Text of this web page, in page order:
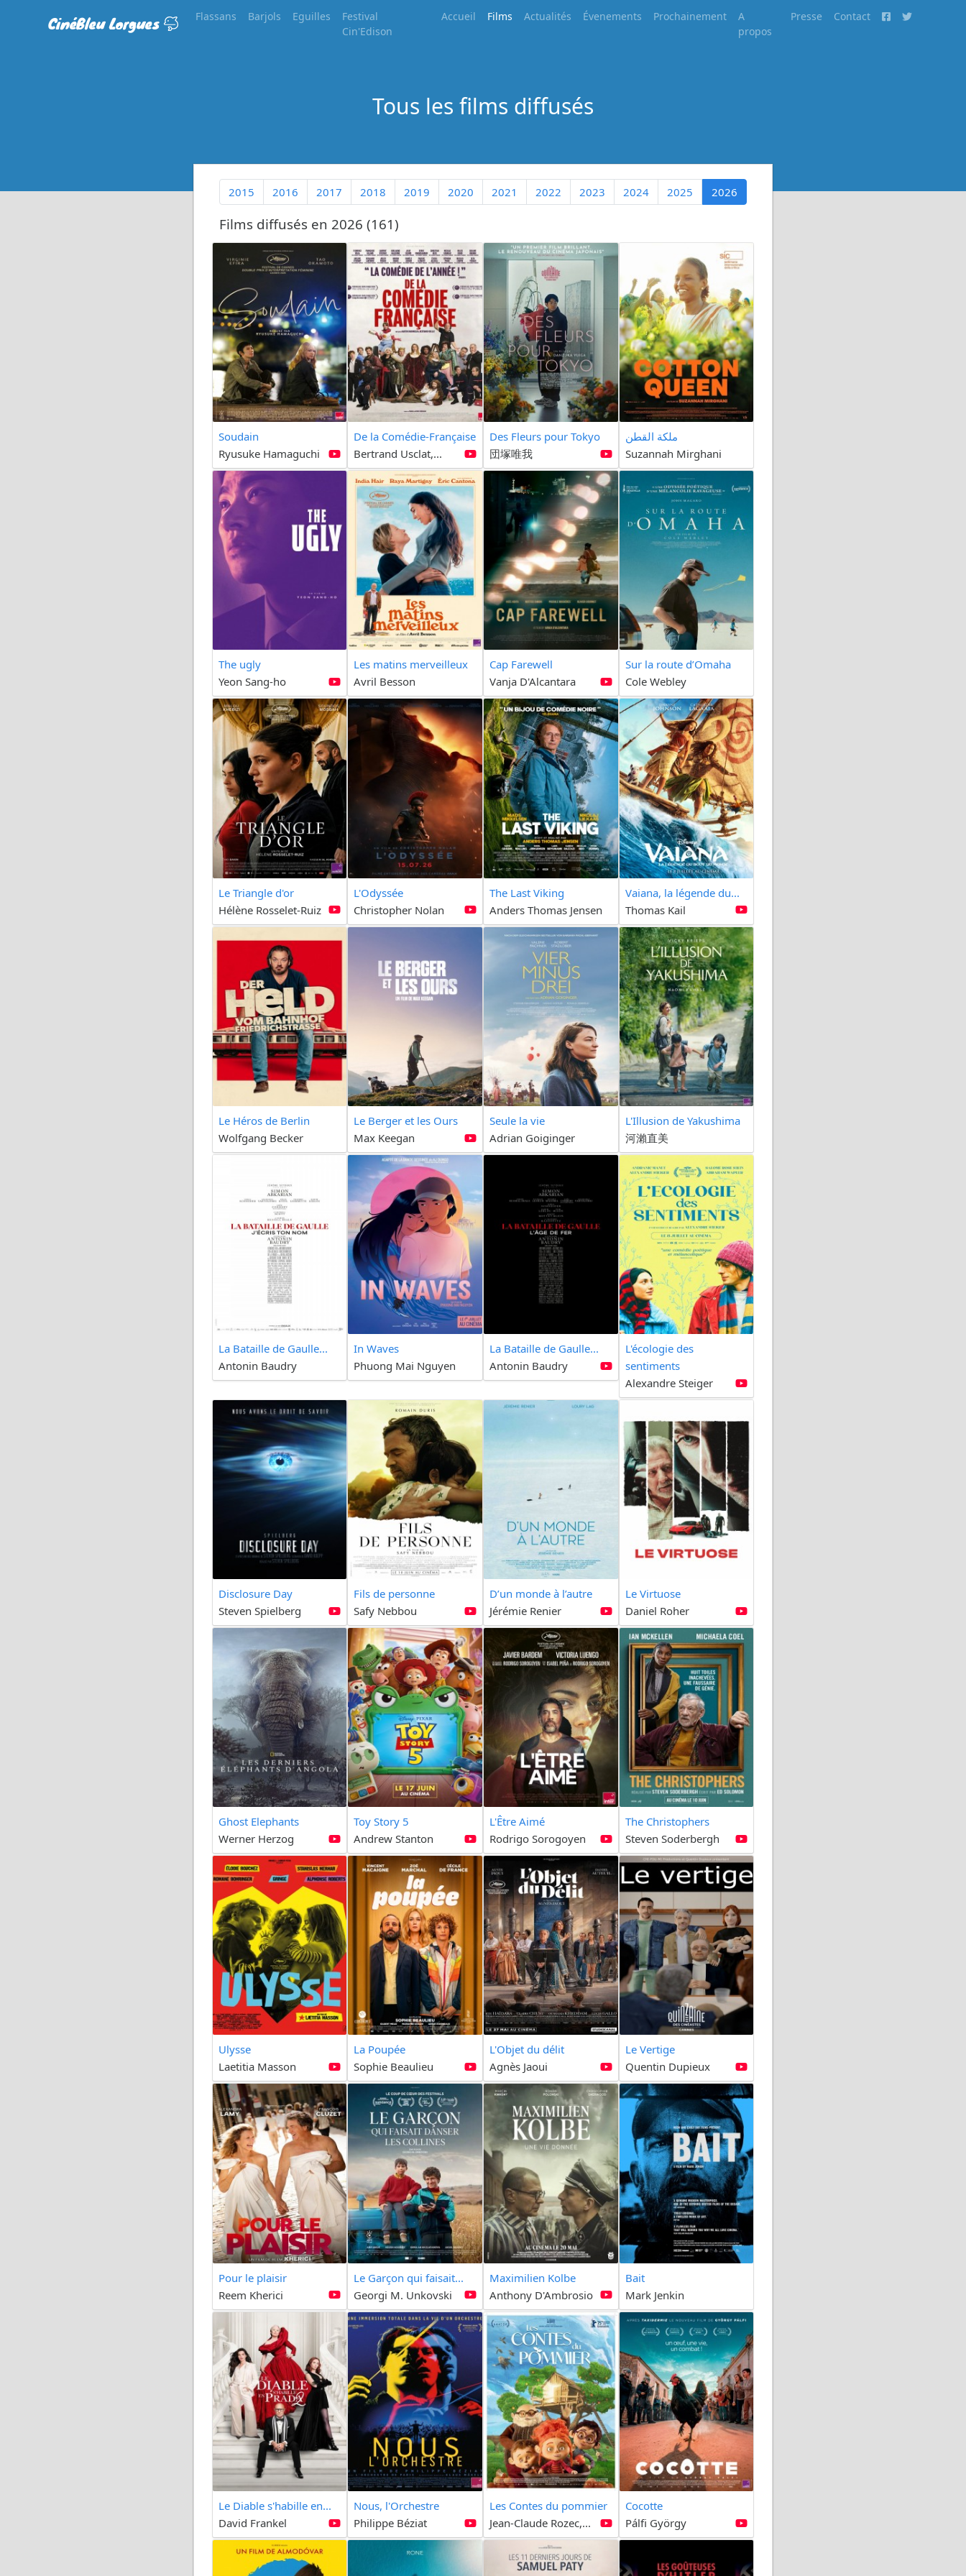
CinéBleu Lorgues Flassans Barjols Eguilles
Festival
Cin'Edison
Accueil Films Actualités Évenements Prochainement
A
propos
Presse Contact
Tous les films diffusés
2015 2016 2017 2018 2019 2020 2021 2022 2023 2024 2025 2026
Films diffusés en 2026 (161)
Soudain
Ryusuke Hamaguchi
De la Comédie-Française
Bertrand Usclat,...
Des Fleurs pour Tokyo
団塚唯我
ملكة القطن
Suzannah Mirghani
The ugly
Yeon Sang-ho
Les matins merveilleux
Avril Besson
Cap Farewell
Vanja D'Alcantara
Sur la route d’Omaha
Cole Webley
Le Triangle d'or
Hélène Rosselet-Ruiz
L'Odyssée
Christopher Nolan
The Last Viking
Anders Thomas Jensen
Vaiana, la légende du...
Thomas Kail
Le Héros de Berlin
Wolfgang Becker
Le Berger et les Ours
Max Keegan
Seule la vie
Adrian Goiginger
L'Illusion de Yakushima
河瀨直美
La Bataille de Gaulle...
Antonin Baudry
In Waves
Phuong Mai Nguyen
La Bataille de Gaulle...
Antonin Baudry
L'écologie des
sentiments
Alexandre Steiger
Disclosure Day
Steven Spielberg
Fils de personne
Safy Nebbou
D’un monde à l’autre
Jérémie Renier
Le Virtuose
Daniel Roher
Ghost Elephants
Werner Herzog
Toy Story 5
Andrew Stanton
L'Être Aimé
Rodrigo Sorogoyen
The Christophers
Steven Soderbergh
Ulysse
Laetitia Masson
La Poupée
Sophie Beaulieu
L'Objet du délit
Agnès Jaoui
Le Vertige
Quentin Dupieux
Pour le plaisir
Reem Kherici
Le Garçon qui faisait...
Georgi M. Unkovski
Maximilien Kolbe
Anthony D'Ambrosio
Bait
Mark Jenkin
Le Diable s'habille en...
David Frankel
Nous, l'Orchestre
Philippe Béziat
Les Contes du pommier
Jean-Claude Rozec,...
Cocotte
Pálfi György